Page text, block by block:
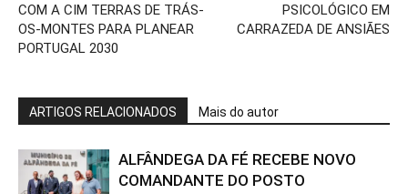
COM A CIM TERRAS DE TRÁS-
OS-MONTES PARA PLANEAR
PORTUGAL 2030
PSICOLÓGICO EM
CARRAZEDA DE ANSIÃES
ARTIGOS RELACIONADOS Mais do autor
ALFÂNDEGA DA FÉ RECEBE NOVO
COMANDANTE DO POSTO